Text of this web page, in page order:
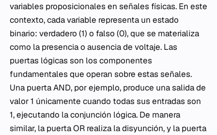
variables proposicionales en señales físicas. En este
contexto, cada variable representa un estado
binario: verdadero (1) o falso (0), que se materializa
como la presencia o ausencia de voltaje. Las
puertas lógicas son los componentes
fundamentales que operan sobre estas señales.
Una puerta AND, por ejemplo, produce una salida de
valor 1 únicamente cuando todas sus entradas son
1, ejecutando la conjunción lógica. De manera
similar, la puerta OR realiza la disyunción, y la puerta